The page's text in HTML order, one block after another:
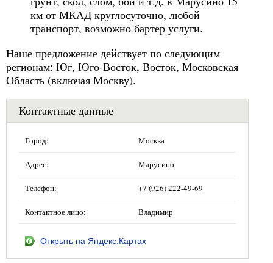
км от МКАД круглосуточно, любой
транспорт, возможно бартер услуги.
Наше предложение действует по следующим
регионам: Юг, Юго-Восток, Восток, Московская
Область (включая Москву).
Контактные данные
Город: Москва
Адрес: Марусино
Телефон: +7 (926) 222-49-69
Контактное лицо: Владимир
Открыть на Яндекс.Картах